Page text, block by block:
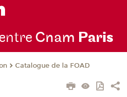
Cnam Paris
Catalogue de la FOAD